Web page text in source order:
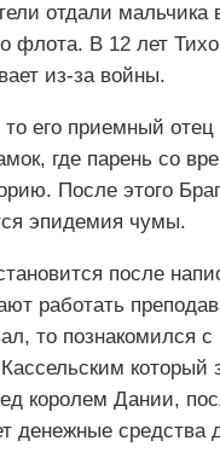
отдали
флота. В 12 лет
из-за войны.
его приемный
где парень со
После этого
эпидемия чумы.
после
работать
то познакомился
королем Дании,
денежные средства